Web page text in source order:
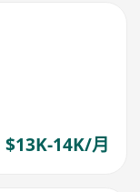
$13K-14K/月